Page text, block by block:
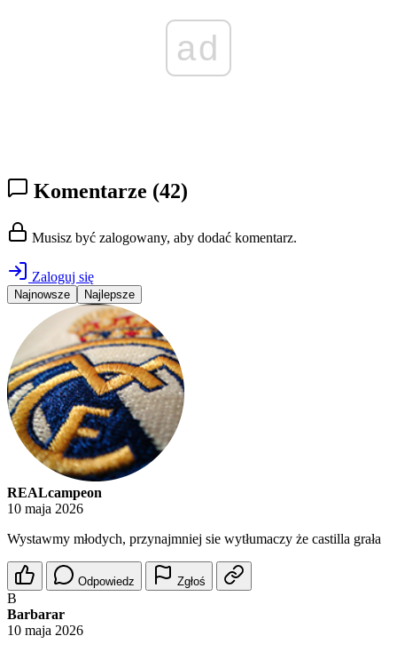
ad
Komentarze (42)
Musisz być zalogowany, aby dodać komentarz.
Zaloguj się
Najnowsze Najlepsze
REALcampeon
10 maja 2026
Wystawmy młodych, przynajmniej sie wytłumaczy że castilla grała
Odpowiedz Zgłoś
B
Barbarar
10 maja 2026